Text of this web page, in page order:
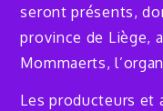
seront présents,
province de Liège,
Mommaerts,
Les producteurs et